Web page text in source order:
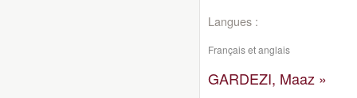
Langues :
Français et anglais
GARDEZI, Maaz »